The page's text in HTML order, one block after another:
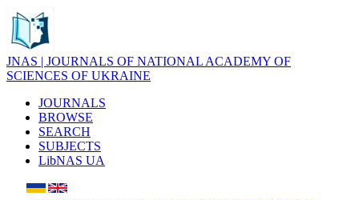
JNAS | JOURNALS OF NATIONAL ACADEMY OF
SCIENCES OF UKRAINE
JOURNALS
BROWSE
SEARCH
SUBJECTS
LibNAS UA